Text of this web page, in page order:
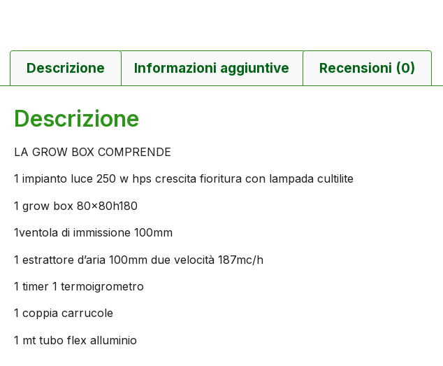
Descrizione Informazioni aggiuntive Recensioni (0)
Descrizione
LA GROW BOX COMPRENDE
1 impianto luce 250 w hps crescita fioritura con lampada cultilite
1 grow box 80x80h180
1ventola di immissione 100mm
1 estrattore d’aria 100mm due velocità 187mc/h
1 timer 1 termoigrometro
1 coppia carrucole
1 mt tubo flex alluminio